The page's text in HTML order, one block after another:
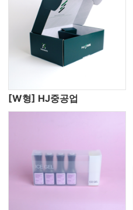
[W형] HJ중공업